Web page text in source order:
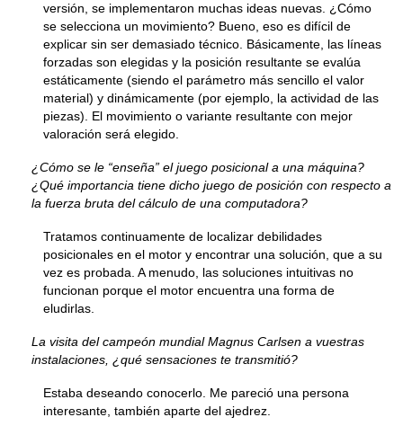
versión, se implementaron muchas ideas nuevas. ¿Cómo
se selecciona un movimiento? Bueno, eso es difícil de
explicar sin ser demasiado técnico. Básicamente, las líneas
forzadas son elegidas y la posición resultante se evalúa
estáticamente (siendo el parámetro más sencillo el valor
material) y dinámicamente (por ejemplo, la actividad de las
piezas). El movimiento o variante resultante con mejor
valoración será elegido.
¿Cómo se le “enseña” el juego posicional a una máquina?
¿Qué importancia tiene dicho juego de posición con respecto a
la fuerza bruta del cálculo de una computadora?
Tratamos continuamente de localizar debilidades
posicionales en el motor y encontrar una solución, que a su
vez es probada. A menudo, las soluciones intuitivas no
funcionan porque el motor encuentra una forma de
eludirlas.
La visita del campeón mundial Magnus Carlsen a vuestras
instalaciones, ¿qué sensaciones te transmitió?
Estaba deseando conocerlo. Me pareció una persona
interesante, también aparte del ajedrez.